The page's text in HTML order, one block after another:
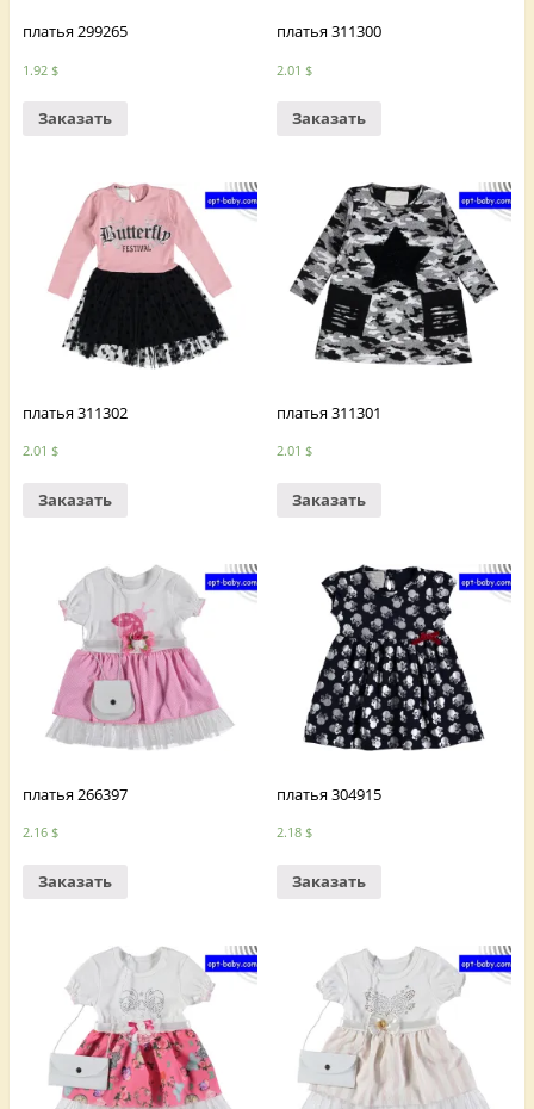
платья 299265
1.92 $
Заказать
платья 311300
2.01 $
Заказать
платья 311302
2.01 $
Заказать
платья 311301
2.01$
Заказать
платья 266397
2.16 $
Заказать
платья 304915
2.18$
Заказать